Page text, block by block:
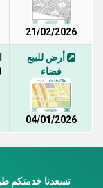
21/02/2026
أرض للبيع
فضاء
04/01/2026
تسعدنا خدمتكم